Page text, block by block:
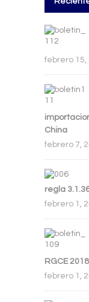
febrero 15,
China
febrero 7,
regla
febrero 1,
RGCE 2018
febrero 1,